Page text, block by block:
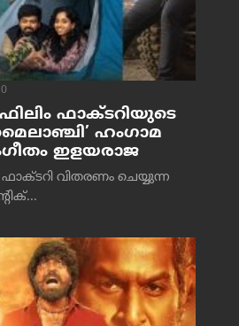
0
ഫാക്ടറിയുടെ
ഹംഗാമ
ഇളയരാജ
ഫാക്ടറി വിതരണം ചെയ്യുന്ന